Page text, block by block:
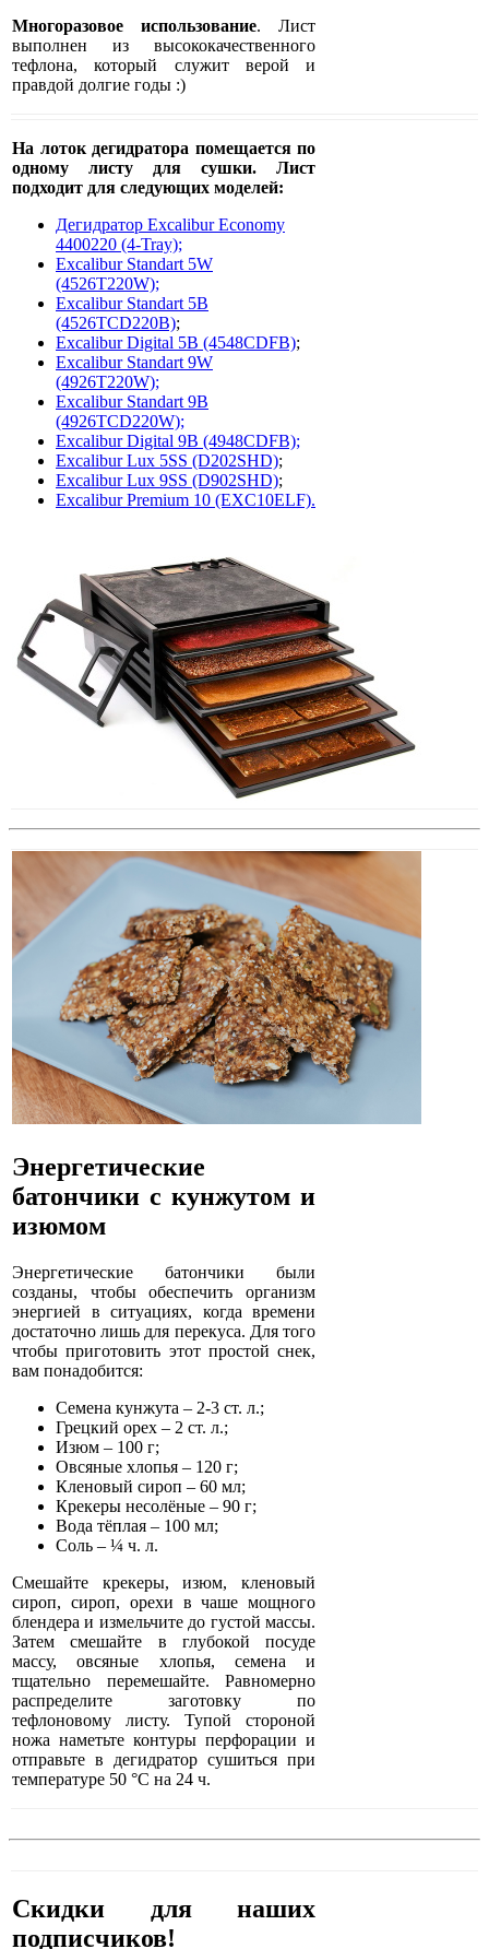
Многоразовое использование. Лист
выполнен из высококачественного
тефлона, который служит верой и
правдой долгие годы :)
На лоток дегидратора помещается по
одному листу для сушки. Лист
подходит для следующих моделей:
Дегидратор Excalibur Economy
4400220 (4-Tray);
Excalibur Standart 5W
(4526T220W);
Excalibur Standart 5B
(4526TCD220B);
Excalibur Digital 5B (4548CDFB);
Excalibur Standart 9W
(4926T220W);
Excalibur Standart 9B
(4926TCD220W);
Excalibur Digital 9B (4948CDFB);
Excalibur Lux 5SS (D202SHD);
Excalibur Lux 9SS (D902SHD);
Excalibur Premium 10 (EXC10ELF).
Энергетические
батончики с кунжутом и
изюмом
Энергетические батончики были
созданы, чтобы обеспечить организм
энергией в ситуациях, когда времени
достаточно лишь для перекуса. Для того
чтобы приготовить этот простой снек,
вам понадобится:
Семена кунжута – 2-3 ст. л.;
Грецкий орех – 2 ст. л.;
Изюм – 100 г;
Овсяные хлопья – 120 г;
Кленовый сироп – 60 мл;
Крекеры несолёные – 90 г;
Вода тёплая – 100 мл;
Соль – ¼ ч. л.
Смешайте крекеры, изюм, кленовый
сироп, сироп, орехи в чаше мощного
блендера и измельчите до густой массы.
Затем смешайте в глубокой посуде
массу, овсяные хлопья, семена и
тщательно перемешайте. Равномерно
распределите заготовку по
тефлоновому листу. Тупой стороной
ножа наметьте контуры перфорации и
отправьте в дегидратор сушиться при
температуре 50 °C на 24 ч.
Скидки для наших
подписчиков!